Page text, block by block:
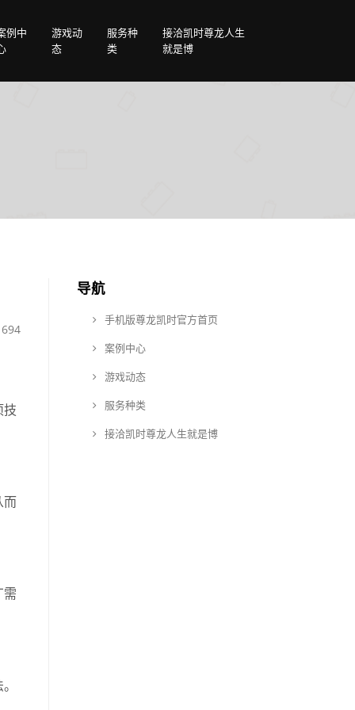
例中
游戏动
态
服务种
类
接洽凯时尊龙人生
就是博
694
技
而
需
导航
手机版尊龙凯时官方首页
案例中心
游戏动态
服务种类
接洽凯时尊龙人生就是博